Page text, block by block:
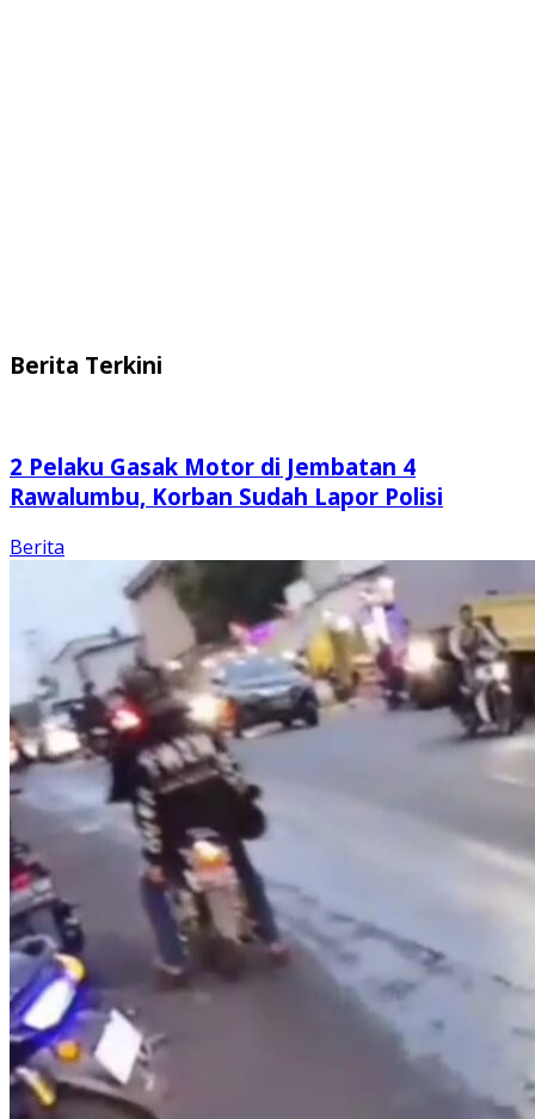
Berita Terkini
2 Pelaku Gasak Motor di Jembatan 4
Rawalumbu, Korban Sudah Lapor Polisi
Berita